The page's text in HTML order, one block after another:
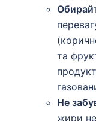
та
Не
жири